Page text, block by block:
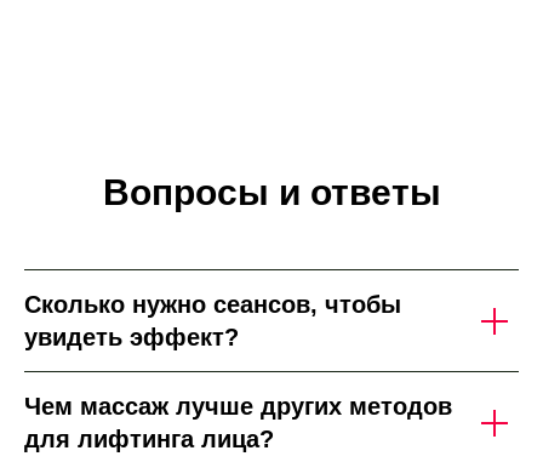
Вопросы и ответы
Сколько нужно сеансов, чтобы
увидеть эффект?
Чем массаж лучше других методов
для лифтинга лица?